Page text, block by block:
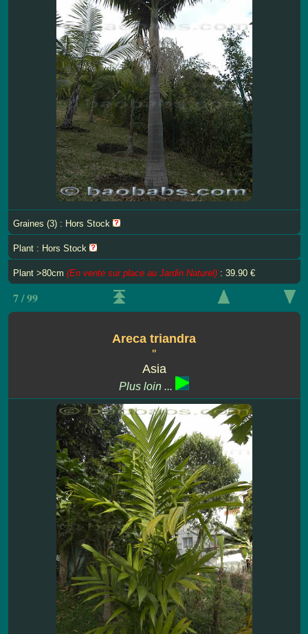
Graines (3) : Hors Stock
Plant : Hors Stock
Plant >80cm (En vente sur place au Jardin Naturel): 39.90 €
7 / 99
Areca triandra
''
Asia
Plus loin ...